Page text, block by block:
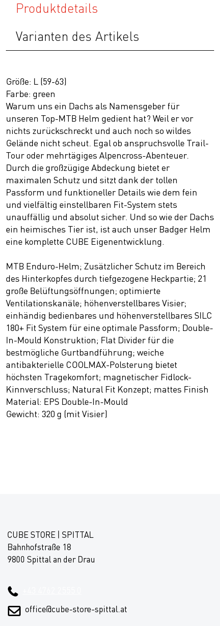
Produktdetails
Varianten des Artikels
Größe: L (59-63)
Farbe: green
Warum uns ein Dachs als Namensgeber für
unseren Top-MTB Helm gedient hat? Weil er vor
nichts zurückschreckt und auch noch so wildes
Gelände nicht scheut. Egal ob anspruchsvolle Trail-
Tour oder mehrtägiges Alpencross-Abenteuer.
Durch die großzügige Abdeckung bietet er
maximalen Schutz und sitzt dank der tollen
Passform und funktioneller Details wie dem fein
und vielfältig einstellbaren Fit-System stets
unauffällig und absolut sicher. Und so wie der Dachs
ein heimisches Tier ist, ist auch unser Badger Helm
eine komplette CUBE Eigenentwicklung.
MTB Enduro-Helm; Zusätzlicher Schutz im Bereich
des Hinterkopfes durch tiefgezogene Heckpartie; 21
große Belüftungsöffnungen; optimierte
Ventilationskanäle; höhenverstellbares Visier;
einhändig bedienbares und höhenverstellbares SILC
180+ Fit System für eine optimale Passform; Double-
In-Mould Konstruktion; Flat Divider für die
bestmögliche Gurtbandführung; weiche
antibakterielle COOLMAX-Polsterung bietet
höchsten Tragekomfort; magnetischer Fidlock-
Kinnverschluss; Natural Fit Konzept; mattes Finish
Material: EPS Double-In-Mould
Gewicht: 320 g (mit Visier)
CUBE STORE | SPITTAL
Bahnhofstraße 18
9800 Spittal an der Drau
office@cube-store-spittal.at